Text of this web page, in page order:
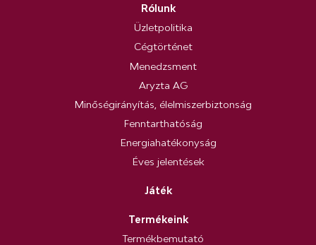
Rólunk
Üzletpolitika
Cégtörténet
Menedzsment
Aryzta AG
Minőségirányítás, élelmiszerbiztonság
Fenntarthatóság
Energiahatékonyság
Éves jelentések
Játék
Termékeink
Termékbemutató